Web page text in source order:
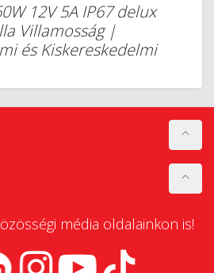
12V 5A IP67 delux
Villamosság |
és Kiskereskedelmi
média oldalainkon is!